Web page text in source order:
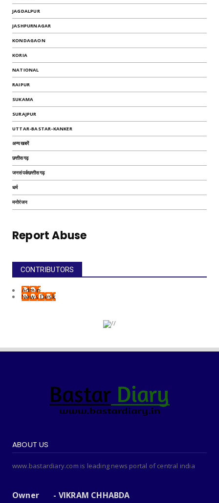
JAGDALPUR
JASHPURNAGAR
KONDAGAON
KORIA
NATIONAL
RAIPUR
SUKAMA
SURAJPUR
UTTAR-BASTAR-KANKER
अन्यखबरें
छत्तीसगढ़
जनसंपर्कछत्तीसगढ़
धर्म
मनोरंजन
Report Abuse
CONTRIBUTORS
Admin
News Desk
ABOUT US
www.bastardiary.com is leading news portal of central india
Owner - VIKRAM CHHABDA